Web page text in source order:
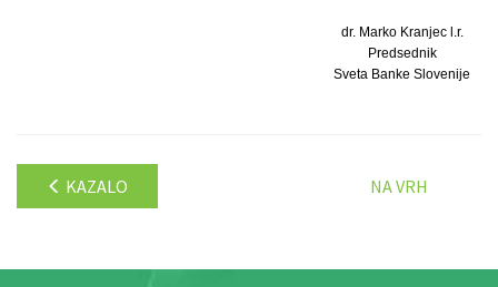
dr. Marko Kranjec l.r.
Predsednik
Sveta Banke Slovenije
KAZALO NA VRH